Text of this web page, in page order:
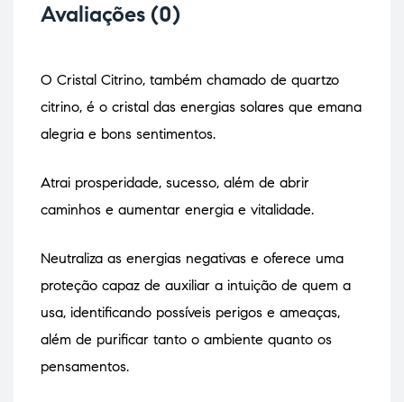
Avaliações (0)
O Cristal Citrino, também chamado de quartzo
citrino, é o cristal das energias solares que emana
alegria e bons sentimentos.
Atrai prosperidade, sucesso, além de abrir
caminhos e aumentar energia e vitalidade.
Neutraliza as energias negativas e oferece uma
proteção capaz de auxiliar a intuição de quem a
usa, identificando possíveis perigos e ameaças,
além de purificar tanto o ambiente quanto os
pensamentos.